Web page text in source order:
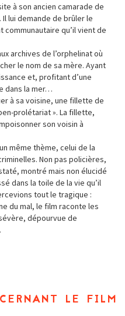
à son ancien camarade de
lui demande de brûler le
communautaire qu’il vient de
archives de l’orphelinat où
le nom de sa mère. Ayant
et, profitant d’une
dans la mer…
à sa voisine, une fillette de
prolétariat ». La fillette,
son voisin à
même thème, celui de la
Non pas policières,
montré mais non élucidé
dans la toile de la vie qu’il
tout le tragique :
du mal, le film raconte les
dépourvue de
le film